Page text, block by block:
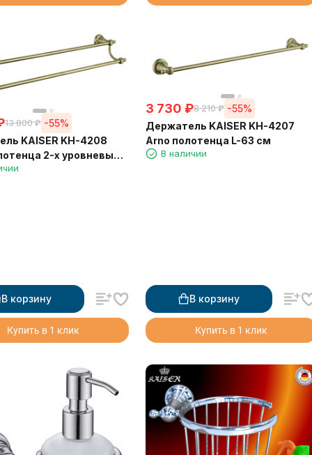
13 800 ₽ -55%
KAISER KH-4208
2-х уровневый
В корзину
Купить в 1 клик
3 730 ₽8 210 ₽ -55%
Держатель KAISER KH-4207
Arno полотенца L-63 см
В наличии
В корзину
Купить в 1 клик